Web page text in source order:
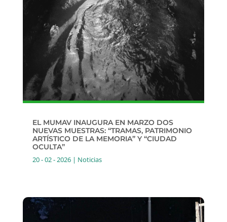
EL MUMAV INAUGURA EN MARZO DOS
NUEVAS MUESTRAS: “TRAMAS, PATRIMONIO
ARTÍSTICO DE LA MEMORIA” Y “CIUDAD
OCULTA”
20 - 02 - 2026| Noticias